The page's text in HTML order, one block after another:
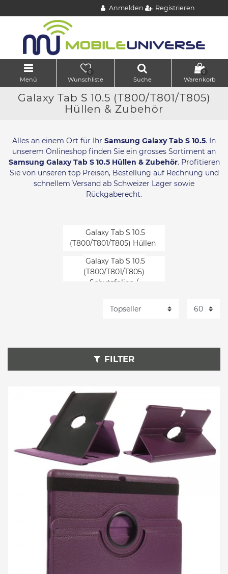
Anmelden Registrieren
Menü
0
Wunschliste Suche
0
Warenkorb
Galaxy Tab S 10.5 (T800/T801/T805)
Hüllen & Zubehör
Alles an einem Ort für Ihr Samsung Galaxy Tab S 10.5. In
unserem Onlineshop finden Sie ein grosses Sortiment an
Samsung Galaxy Tab S 10.5 Hüllen & Zubehör. Profitieren
Sie von unseren top Preisen, Bestellung auf Rechnung und
schnellem Versand ab Schweizer Lager sowie
Rückgaberecht.
Galaxy Tab S 10.5
(T800/T801/T805) Hüllen
Galaxy Tab S 10.5
(T800/T801/T805)
Schutzfolien /
FILTER